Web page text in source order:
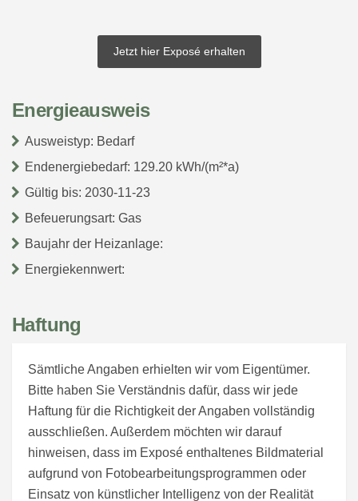
Jetzt hier Exposé erhalten
Energieausweis
Ausweistyp: Bedarf
Endenergiebedarf: 129.20 kWh/(m²*a)
Gültig bis: 2030-11-23
Befeuerungsart: Gas
Baujahr der Heizanlage:
Energiekennwert:
Haftung
Sämtliche Angaben erhielten wir vom Eigentümer.
Bitte haben Sie Verständnis dafür, dass wir jede
Haftung für die Richtigkeit der Angaben vollständig
ausschließen. Außerdem möchten wir darauf
hinweisen, dass im Exposé enthaltenes Bildmaterial
aufgrund von Fotobearbeitungsprogrammen oder
Einsatz von künstlicher Intelligenz von der Realität